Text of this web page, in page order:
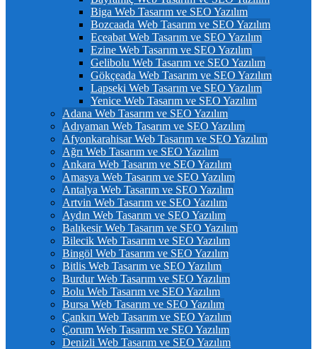
Biga Web Tasarım ve SEO Yazılım
Bozcaada Web Tasarım ve SEO Yazılım
Eceabat Web Tasarım ve SEO Yazılım
Ezine Web Tasarım ve SEO Yazılım
Gelibolu Web Tasarım ve SEO Yazılım
Gökçeada Web Tasarım ve SEO Yazılım
Lapseki Web Tasarım ve SEO Yazılım
Yenice Web Tasarım ve SEO Yazılım
Adana Web Tasarım ve SEO Yazılım
Adıyaman Web Tasarım ve SEO Yazılım
Afyonkarahisar Web Tasarım ve SEO Yazılım
Ağrı Web Tasarım ve SEO Yazılım
Ankara Web Tasarım ve SEO Yazılım
Amasya Web Tasarım ve SEO Yazılım
Antalya Web Tasarım ve SEO Yazılım
Artvin Web Tasarım ve SEO Yazılım
Aydın Web Tasarım ve SEO Yazılım
Balıkesir Web Tasarım ve SEO Yazılım
Bilecik Web Tasarım ve SEO Yazılım
Bingöl Web Tasarım ve SEO Yazılım
Bitlis Web Tasarım ve SEO Yazılım
Burdur Web Tasarım ve SEO Yazılım
Bolu Web Tasarım ve SEO Yazılım
Bursa Web Tasarım ve SEO Yazılım
Çankırı Web Tasarım ve SEO Yazılım
Çorum Web Tasarım ve SEO Yazılım
Denizli Web Tasarım ve SEO Yazılım